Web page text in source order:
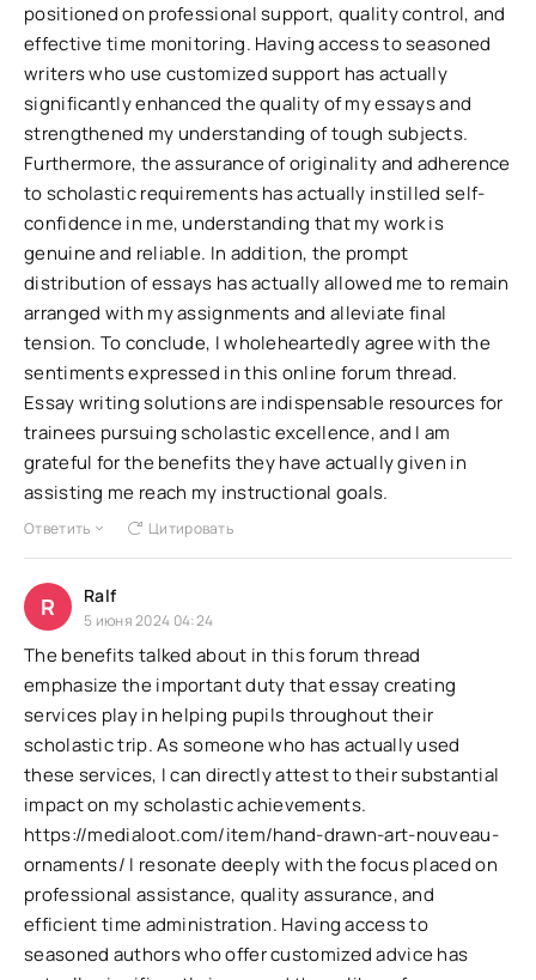
positioned on professional support, quality control, and
effective time monitoring. Having access to seasoned
writers who use customized support has actually
significantly enhanced the quality of my essays and
strengthened my understanding of tough subjects.
Furthermore, the assurance of originality and adherence
to scholastic requirements has actually instilled self-
confidence in me, understanding that my work is
genuine and reliable. In addition, the prompt
distribution of essays has actually allowed me to remain
arranged with my assignments and alleviate final
tension. To conclude, I wholeheartedly agree with the
sentiments expressed in this online forum thread.
Essay writing solutions are indispensable resources for
trainees pursuing scholastic excellence, and I am
grateful for the benefits they have actually given in
assisting me reach my instructional goals.
Ответить Цитировать
R Ralf
5 июня 2024 04:24
The benefits talked about in this forum thread
emphasize the important duty that essay creating
services play in helping pupils throughout their
scholastic trip. As someone who has actually used
these services, I can directly attest to their substantial
impact on my scholastic achievements.
https://medialoot.com/item/hand-drawn-art-nouveau-
ornaments/ I resonate deeply with the focus placed on
professional assistance, quality assurance, and
efficient time administration. Having access to
seasoned authors who offer customized advice has